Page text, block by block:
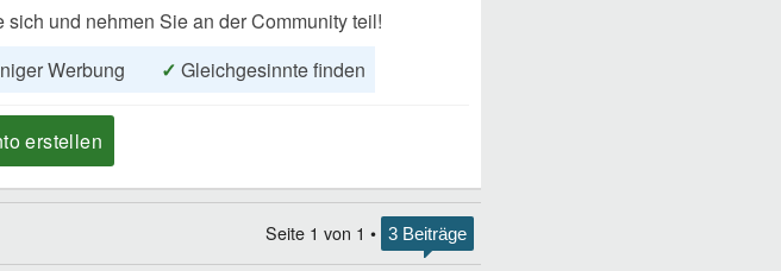
sich und nehmen Sie an der Community teil!
Werbung ✓ Gleichgesinnte finden
erstellen
Seite 1 von 1 • 3 Beiträge